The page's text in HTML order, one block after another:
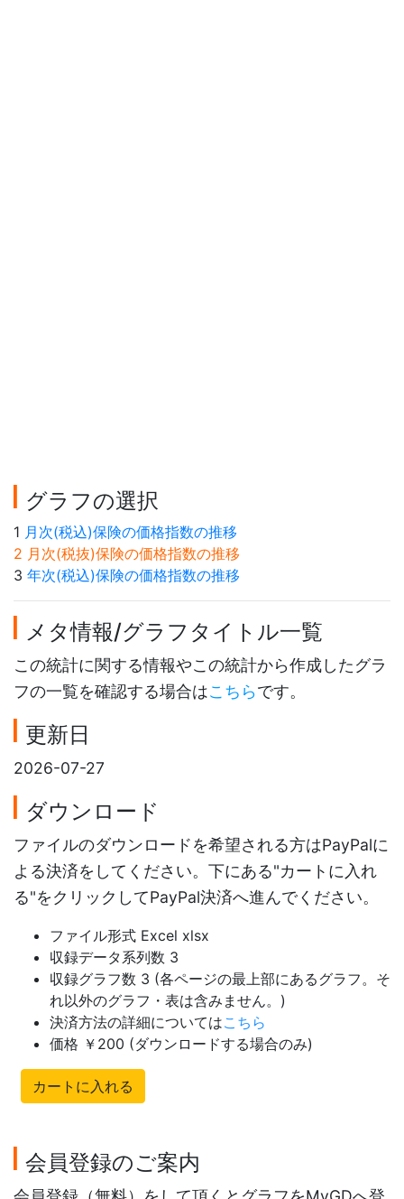
グラフの選択
1 月次(税込)保険の価格指数の推移
2 月次(税抜)保険の価格指数の推移
3 年次(税込)保険の価格指数の推移
メタ情報/グラフタイトル一覧
この統計に関する情報やこの統計から作成したグラ
フの一覧を確認する場合はこちらです。
更新日
2026-07-27
ダウンロード
ファイルのダウンロードを希望される方はPayPalに
よる決済をしてください。下にある"カートに入れ
る"をクリックしてPayPal決済へ進んでください。
ファイル形式 Excel xlsx
収録データ系列数 3
収録グラフ数 3 (各ページの最上部にあるグラフ。そ
れ以外のグラフ・表は含みません。)
決済方法の詳細についてはこちら
価格 ￥200 (ダウンロードする場合のみ)
カートに入れる
会員登録のご案内